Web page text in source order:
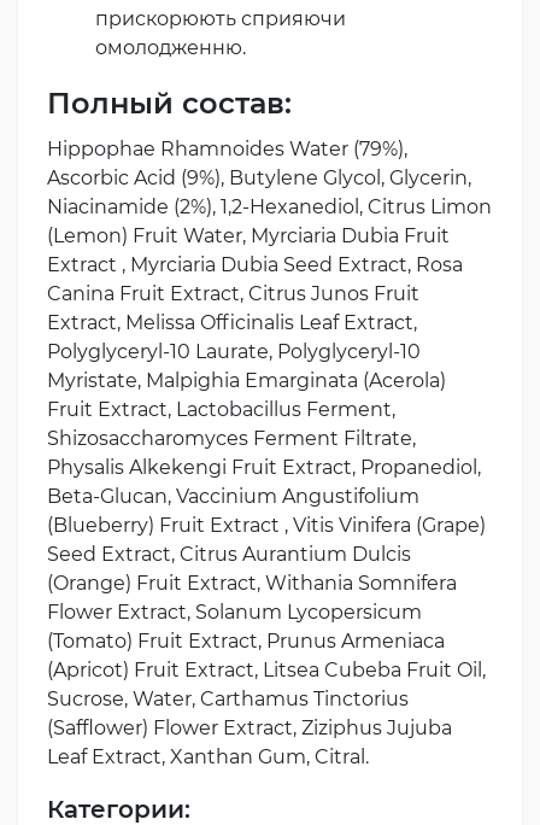
прискорюють сприяючи
омолодженню.
Полный состав:
Hippophae Rhamnoides Water (79%),
Ascorbic Acid (9%), Butylene Glycol, Glycerin,
Niacinamide (2%), 1,2-Hexanediol, Citrus Limon
(Lemon) Fruit Water, Myrciaria Dubia Fruit
Extract , Myrciaria Dubia Seed Extract, Rosa
Canina Fruit Extract, Citrus Junos Fruit
Extract, Melissa Officinalis Leaf Extract,
Polyglyceryl-10 Laurate, Polyglyceryl-10
Myristate, Malpighia Emarginata (Acerola)
Fruit Extract, Lactobacillus Ferment,
Shizosaccharomyces Ferment Filtrate,
Physalis Alkekengi Fruit Extract, Propanediol,
Beta-Glucan, Vaccinium Angustifolium
(Blueberry) Fruit Extract , Vitis Vinifera (Grape)
Seed Extract, Citrus Aurantium Dulcis
(Orange) Fruit Extract, Withania Somnifera
Flower Extract, Solanum Lycopersicum
(Tomato) Fruit Extract, Prunus Armeniaca
(Apricot) Fruit Extract, Litsea Cubeba Fruit Oil,
Sucrose, Water, Carthamus Tinctorius
(Safflower) Flower Extract, Ziziphus Jujuba
Leaf Extract, Xanthan Gum, Citral.
Категории: